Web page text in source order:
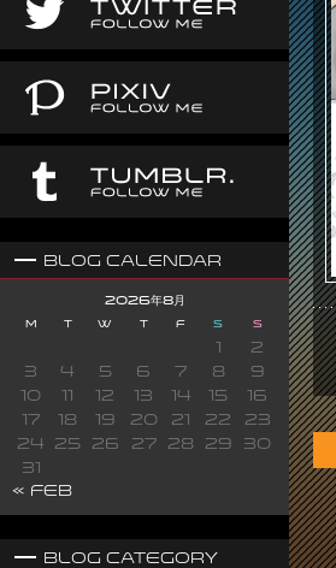
Blog Calendar
2026年8月
M W F S S
2
3
4 5 6 7 8
9
10
12 13 14 15
16
17
18 19 20 21 22
23
24
25 26 27 28 29
30
31
« Feb
Blog Category